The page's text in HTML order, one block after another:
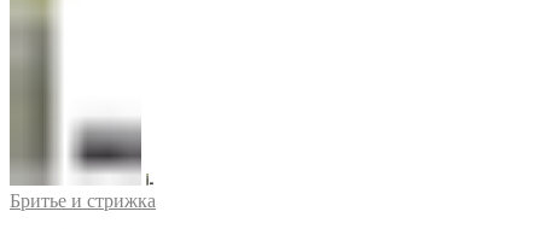
Бритье и стрижка